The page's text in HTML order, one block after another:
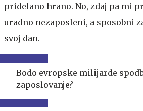
pridelano hrano. No, zdaj pa mi
uradno nezaposleni, a sposobni
svoj dan.
Bodo evropske milijarde
zaposlovanje?